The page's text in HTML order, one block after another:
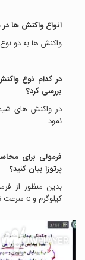
انواع واکنش ها
واکنش ها به دو
در کدام نوع
بررسی کرد؟
در واکنش های
نمود.
فرمولی برای
پرتوزا بیان کنید؟
بدین منظور از
کیلوگرم و c سرعت نور با